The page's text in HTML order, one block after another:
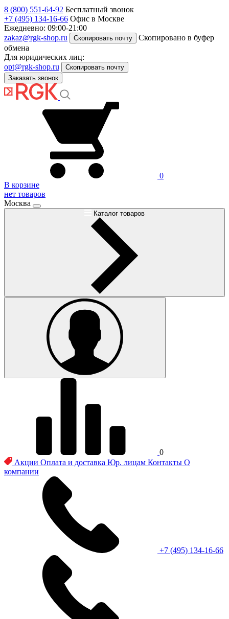
8 (800) 551-64-92 Бесплатный звонок
+7 (495) 134-16-66 Офис в Москве
Ежедневно: 09:00-21:00
zakaz@rgk-shop.ru
Скопировать почту
Скопировано в буфер
обмена
Для юридических лиц:
opt@rgk-shop.ru
Скопировать почту
Заказать звонок
0
В корзине
нет товаров
Москва
Каталог товаров
0
Акции Оплата и доставка Юр. лицам Контакты О
компании
+7 (495) 134-16-66